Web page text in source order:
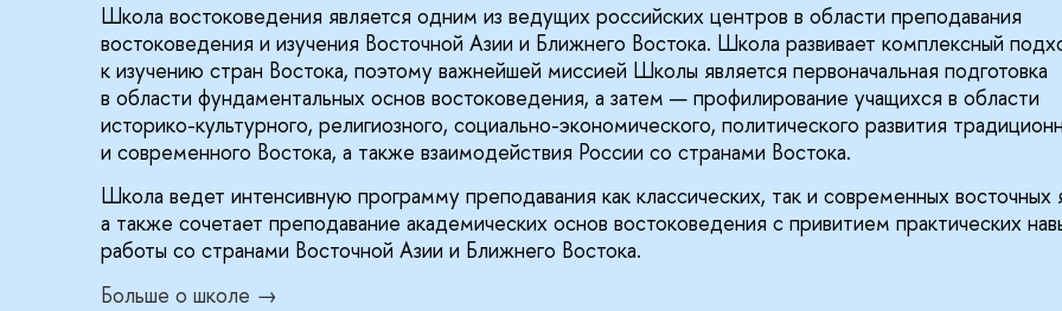
Школа востоковедения является одним из ведущих российских центров в области преподавания
востоковедения и изучения Восточной Азии и Ближнего Востока. Школа развивает комплексный
к изучению стран Востока, поэтому важнейшей миссией Школы является первоначальная подготовка
в области фундаментальных основ востоковедения, а затем — профилирование учащихся в области
историко-культурного, религиозного, социально-экономического, политического развития
и современного Востока, а также взаимодействия России со странами Востока.
Школа ведет интенсивную программу преподавания как классических, так и современных восточных
а также сочетает преподавание академических основ востоковедения с привитием практических
работы со странами Восточной Азии и Ближнего Востока.
Больше о школе →